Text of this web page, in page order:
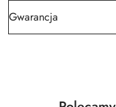
Gwarancja